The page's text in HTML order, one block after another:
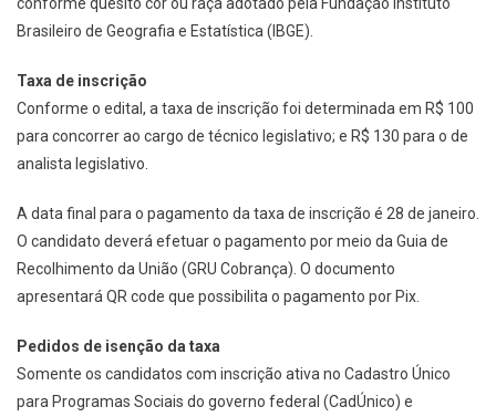
conforme quesito cor ou raça adotado pela Fundação Instituto
Brasileiro de Geografia e Estatística (IBGE).
Taxa de inscrição
Conforme o edital, a taxa de inscrição foi determinada em R$ 100
para concorrer ao cargo de técnico legislativo; e R$ 130 para o de
analista legislativo.
A data final para o pagamento da taxa de inscrição é 28 de janeiro.
O candidato deverá efetuar o pagamento por meio da Guia de
Recolhimento da União (GRU Cobrança). O documento
apresentará QR code que possibilita o pagamento por Pix.
Pedidos de isenção da taxa
Somente os candidatos com inscrição ativa no Cadastro Único
para Programas Sociais do governo federal (CadÚnico) e